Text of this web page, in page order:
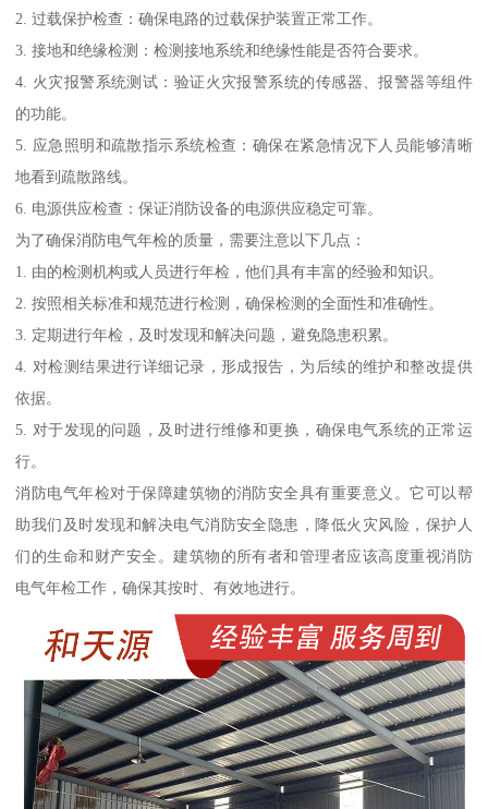
2. 过载保护检查：确保电路的过载保护装置正常工作。
3. 接地和绝缘检测：检测接地系统和绝缘性能是否符合要求。
4. 火灾报警系统测试：验证火灾报警系统的传感器、报警器等组件
的功能。
5. 应急照明和疏散指示系统检查：确保在紧急情况下人员能够清晰
地看到疏散路线。
6. 电源供应检查：保证消防设备的电源供应稳定可靠。
为了确保消防电气年检的质量，需要注意以下几点：
1. 由的检测机构或人员进行年检，他们具有丰富的经验和知识。
2. 按照相关标准和规范进行检测，确保检测的全面性和准确性。
3. 定期进行年检，及时发现和解决问题，避免隐患积累。
4. 对检测结果进行详细记录，形成报告，为后续的维护和整改提供
依据。
5. 对于发现的问题，及时进行维修和更换，确保电气系统的正常运
行。
消防电气年检对于保障建筑物的消防安全具有重要意义。它可以帮
助我们及时发现和解决电气消防安全隐患，降低火灾风险，保护人
们的生命和财产安全。建筑物的所有者和管理者应该高度重视消防
电气年检工作，确保其按时、有效地进行。